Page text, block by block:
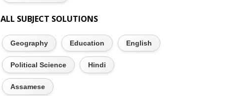
ALL SUBJECT SOLUTIONS
Geography Education English
Political Science Hindi
Assamese